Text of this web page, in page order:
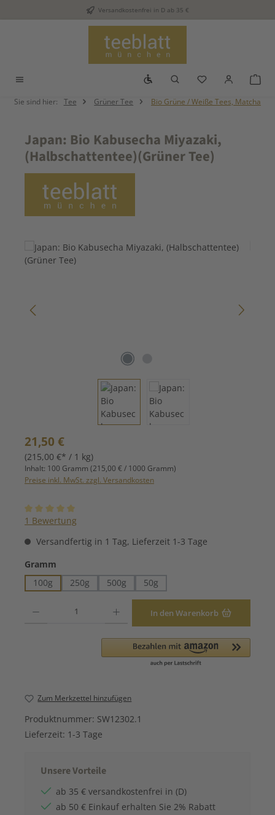
Zum Hauptinhalt springenVersandkostenfrei in D ab 35 €
Werkzeugleiste anzeigen
Du hast 0
Sie sind hier: Tee Grüner Tee Bio Grüne / Weiße Tees, Matcha
Japan: Bio Kabusecha Miyazaki,
(Halbschattentee)(Grüner Tee)
Bildergalerie überspringen
Regulärer Preis:
21,50 €
(215,00 €* / 1 kg)
Inhalt: 100 Gramm (215,00 € / 1000 Gramm)
Preise inkl. MwSt. zzgl. Versandkosten
Durchschnittliche Bewertung von 5 von 5 Sternen
1 Bewertung
Versandfertig in 1 Tag, Lieferzeit 1-3 Tage
Gramm
100g
250g 500g 50g
In den Warenkorb
Zum Merkzettel hinzufügen
Produktnummer: SW12302.1
Lieferzeit: 1-3 Tage
Unsere Vorteile
ab 35 € versandkostenfrei in (D)
ab 50 € Einkauf erhalten Sie 2% Rabatt